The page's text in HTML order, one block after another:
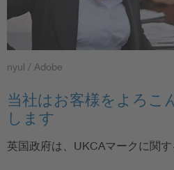
nyul / Adobe
当社はお客様をよろこ
します
英国政府は、UKCAマークに関す